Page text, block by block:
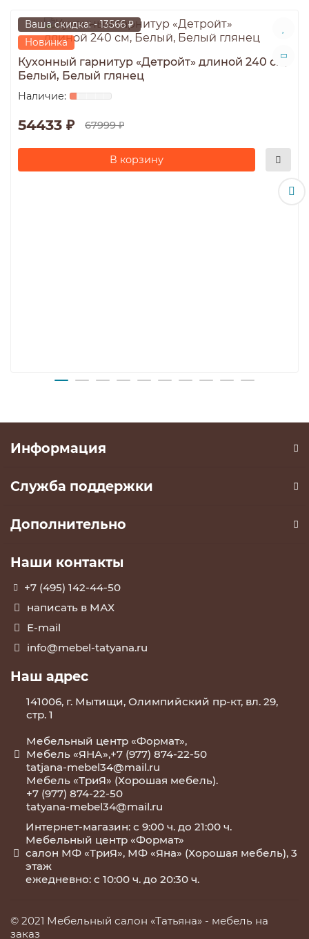
Ваша скидка: - 13566 ₽
Новинка
Кухонный гарнитур «Детройт» длиной 240 см,
Белый, Белый глянец
54433 ₽ 67999 ₽
В корзину
Информация
Служба поддержки
Дополнительно
Наши контакты
+7 (495) 142-44-50
написать в МАХ
E-mail
info@mebel-tatyana.ru
Наш адрес
141006, г. Мытищи, Олимпийский пр-кт, вл. 29,
стр. 1
Мебельный центр «Формат»,
Мебель «ЯНА»,+7 (977) 874-22-50
tatjana-mebel34@mail.ru
Мебель «ТриЯ» (Хорошая мебель).
+7 (977) 874-22-50
tatyana-mebel34@mail.ru
Интернет-магазин: с 9:00 ч. до 21:00 ч.
Мебельный центр «Формат»
салон МФ «ТриЯ», МФ «Яна» (Хорошая мебель), 3
этаж
ежедневно: с 10:00 ч. до 20:30 ч.
© 2021 Мебельный салон «Татьяна» - мебель на
заказ